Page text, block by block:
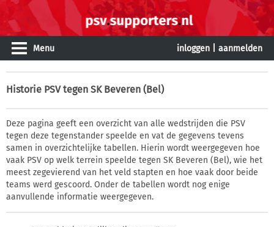
Menu inloggen aanmelden
Historie PSV tegen SK Beveren (Bel)
Deze pagina geeft een overzicht van alle wedstrijden die PSV
tegen deze tegenstander speelde en vat de gegevens tevens
samen in overzichtelijke tabellen. Hierin wordt weergegeven hoe
vaak PSV op welk terrein speelde tegen SK Beveren (Bel), wie het
meest zegevierend van het veld stapten en hoe vaak door beide
teams werd gescoord. Onder de tabellen wordt nog enige
aanvullende informatie weergegeven.